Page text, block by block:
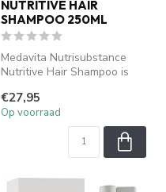
NUTRITIVE HAIR
SHAMPOO 250ML
Medavita Nutrisubstance
Nutritive Hair Shampoo is
shampoo sp...
€27,95
Op voorraad